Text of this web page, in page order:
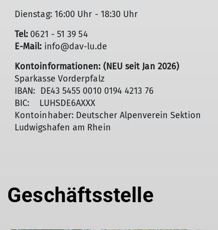
Dienstag: 16:00 Uhr - 18:30 Uhr
Tel: 0621 - 51 39 54
E-Mail: info@dav-lu.de
Kontoinformationen: (NEU seit Jan 2026)
Sparkasse Vorderpfalz
IBAN: DE43 5455 0010 0194 4213 76
BIC: LUHSDE6AXXX
Kontoinhaber: Deutscher Alpenverein Sektion
Ludwigshafen am Rhein
Geschäftsstelle